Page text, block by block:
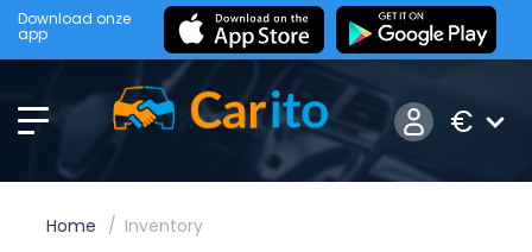
Download onze
app
€
Home Inventory